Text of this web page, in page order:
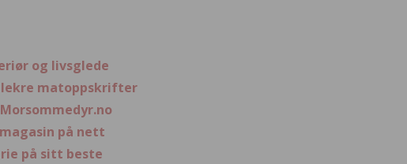
og livsglede
lekre matoppskrifter
Morsommedyr.no
på nett
på sitt beste